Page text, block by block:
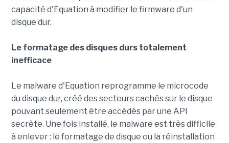
capacité d'Equation à modifier le firmware d'un
disque dur.
Le formatage des disques durs totalement
inefficace
Le malware d'Equation reprogramme le microcode
du disque dur, créé des secteurs cachés sur le disque
pouvant seulement être accédés par une API
secrète. Une fois installé, le malware est très difficile
à enlever : le formatage de disque ou la réinstallation